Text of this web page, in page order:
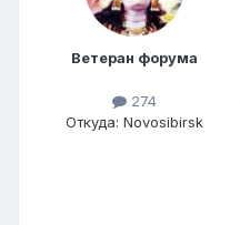
Ветеран форума
274
Откуда: Novosibirsk